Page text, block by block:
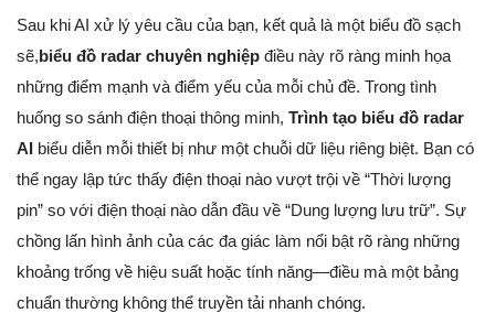
Sau khi AI xử lý yêu cầu của bạn, kết quả là một biểu đồ sạch
sẽ,biểu đồ radar chuyên nghiệp điều này rõ ràng minh họa
những điểm mạnh và điểm yếu của mỗi chủ đề. Trong tình
huống so sánh điện thoại thông minh, Trình tạo biểu đồ radar
AI biểu diễn mỗi thiết bị như một chuỗi dữ liệu riêng biệt. Bạn có
thể ngay lập tức thấy điện thoại nào vượt trội về “Thời lượng
pin” so với điện thoại nào dẫn đầu về “Dung lượng lưu trữ”. Sự
chồng lấn hình ảnh của các đa giác làm nổi bật rõ ràng những
khoảng trống về hiệu suất hoặc tính năng—điều mà một bảng
chuẩn thường không thể truyền tải nhanh chóng.